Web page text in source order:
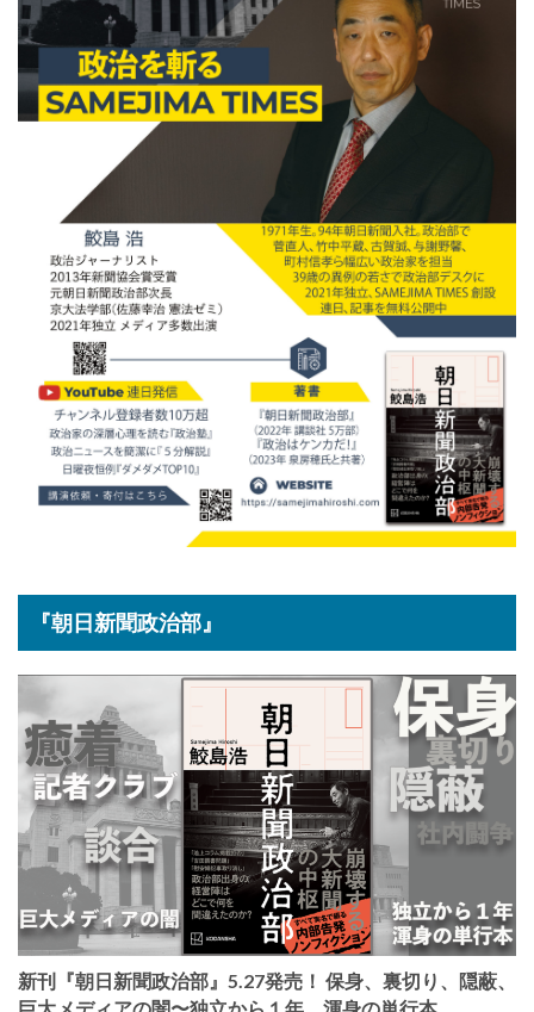
『朝日新聞政治部』
新刊『朝日新聞政治部』5.27発売！ 保身、裏切り、隠蔽、